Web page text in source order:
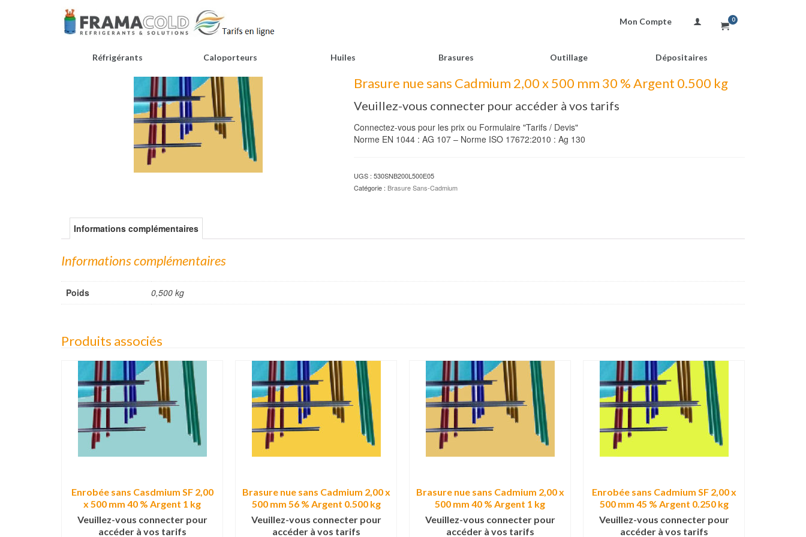
Mon Compte 0
Réfrigérants Caloporteurs Huiles Brasures Outillage Dépositaires
Brasure nue sans Cadmium 2,00 x 500 mm 30 % Argent 0.500 kg
Veuillez-vous connecter pour accéder à vos tarifs
Connectez-vous pour les prix ou Formulaire "Tarifs / Devis"
Norme EN 1044 : AG 107 – Norme ISO 17672:2010 : Ag 130
UGS : 530SNB200L500E05
Catégorie : Brasure Sans-Cadmium
Informations complémentaires
Informations complémentaires
Poids 0,500 kg
Produits associés
Enrobée sans Casdmium SF 2,00
x 500 mm 40 % Argent 1 kg
Veuillez-vous connecter pour
accéder à vos tarifs
Brasure nue sans Cadmium 2,00 x
500 mm 56 % Argent 0.500 kg
Veuillez-vous connecter pour
accéder à vos tarifs
Brasure nue sans Cadmium 2,00 x
500 mm 40 % Argent 1 kg
Veuillez-vous connecter pour
accéder à vos tarifs
Enrobée sans Cadmium SF 2,00 x
500 mm 45 % Argent 0.250 kg
Veuillez-vous connecter pour
accéder à vos tarifs